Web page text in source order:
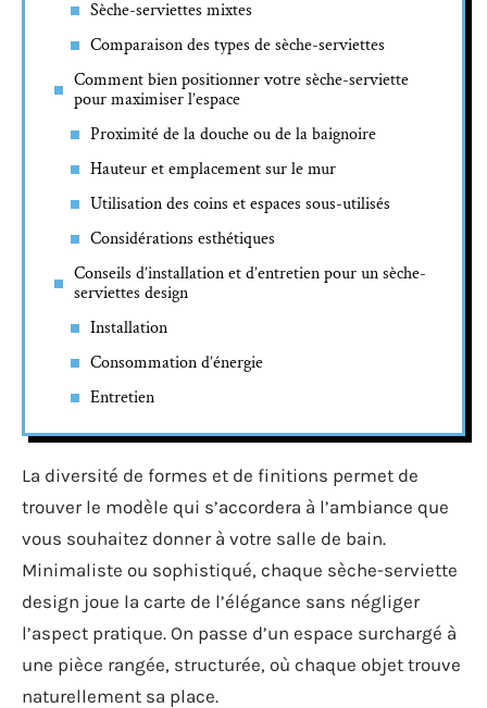
Sèche-serviettes mixtes
Comparaison des types de sèche-serviettes
Comment bien positionner votre sèche-serviette
pour maximiser l’espace
Proximité de la douche ou de la baignoire
Hauteur et emplacement sur le mur
Utilisation des coins et espaces sous-utilisés
Considérations esthétiques
Conseils d’installation et d’entretien pour un sèche-
serviettes design
Installation
Consommation d’énergie
Entretien
La diversité de formes et de finitions permet de
trouver le modèle qui s’accordera à l’ambiance que
vous souhaitez donner à votre salle de bain.
Minimaliste ou sophistiqué, chaque sèche-serviette
design joue la carte de l’élégance sans négliger
l’aspect pratique. On passe d’un espace surchargé à
une pièce rangée, structurée, où chaque objet trouve
naturellement sa place.